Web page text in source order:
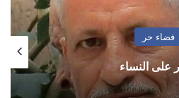
فضاء حر
على النساء